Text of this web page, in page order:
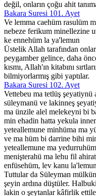
değil, onların çoğu ahit
Bakara Suresi 101. Ayet
Ve lemma caehüm rasulüm
nebeze ferikum minellezine
ke ennehüm la ya'lemun
Üstelik Allah tarafından
peygamber gelince, daha
kısmı, Allah'ın kitabını
bilmiyorlarmış gibi yaptılar.
Bakara Suresi 102. Ayet
Vettebeu ma tetlüş
süleymanü ve lakinneş
ma ünzile alel melekeyni bi
min ehadin hatta yekula
yeteallemune minhüma ma
ve ma hüm bi darrine bihi
yeteallemune ma
menişterahü ma lehu fil
enfüsehüm, lev kanu
Tuttular da Süleyman
şeyin ardına düştüler.
lakin o şeytanlar kâfirlik